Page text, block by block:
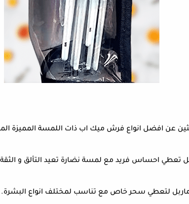
عن افضل انواع فرش ميك اب ذات اللمسة المميزة
تعطي احساس فريد مع لمسة نضارة تعيد التألق و
لتعطي سحر خاص مع تناسب لمختلف انواع البشرة.